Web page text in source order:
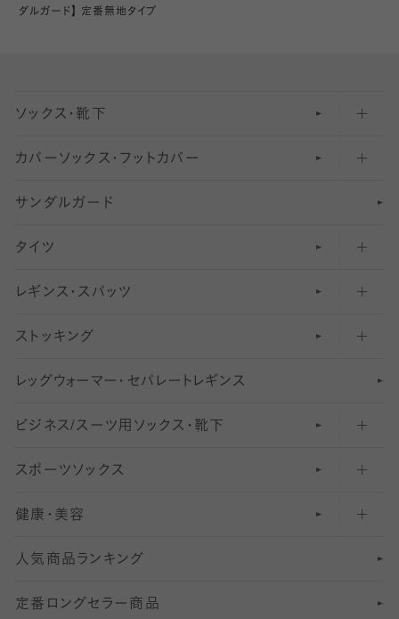
ダルガード】 定番無地タイプ
ソックス・靴下
五本指ソックス・靴下
足袋ソックス・靴下
無地・プレーンソックス・靴下
柄ソックス・靴下
スニーカー（くるぶし）用ソックス
アンクル・ショートソックス（くるぶし上）
クルーソックス（ふくらはぎ下）
ハイソックス
オーバーニー・ニーハイソックス
カバーソックス・フットカバー
フットカバー・カバーソックス（深め）
フットカバー・カバーソックス（ふつう）
フットカバー・カバーソックス（浅め）
サンダルガード
タイツ
30デニール以下のタイツ（薄手タイツ）
31〜40デニールタイツ
41〜60デニールタイツ
61〜80デニールタイツ
81 〜110デニールタイツ
111〜210デニールタイツ
211デニールタイツ以上（防寒・厚手タイツ）
レギンス・スパッツ
柄レギンス
無地レギンス
レギンスパンツ（レギパン）
マタニティレギンス
5 分丈
6 分丈レギンス
7 分丈 レギンス
ストッキング
伝線しにくいストッキング
ショートストッキング
結婚式用ストッキング
美脚ストッキング
オールスルーストッキング
レッ グ ウォー マー ・ セパレー ト レ ギンス
ビジネス/スーツ用 ソックス・靴下
匠シリーズ
フレッシャーズ向けソックス・靴下
冠婚葬祭向けソックス・靴下
スーツカジュアルソックス・靴下
スポーツソックス
ランニングソックス・靴下
ゴルフソックス・靴下
サッカー・フットサル用ソックス
健康・美容
インナーソックス
加圧・着圧ソックス
人気商品ランキング
定番ロングセラー商品